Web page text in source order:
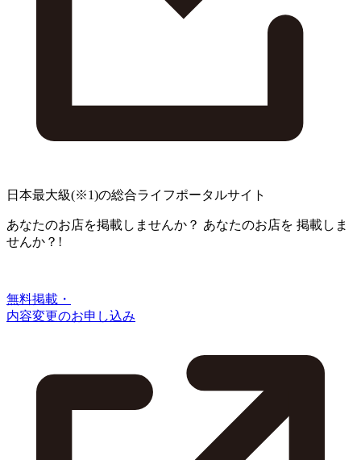
日本最大級(※1)の総合ライフポータルサイト
あなたのお店を掲載しませんか？ あなたのお店を 掲載しま
せんか？!
無料掲載・
内容変更のお申し込み